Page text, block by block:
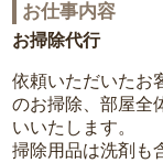
お仕事内容
お掃除代行
依頼いただいたお
のお掃除、部屋全
いいたします。
掃除用品は洗剤も